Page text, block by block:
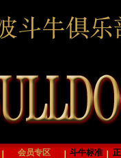
会员专区
斗牛标准